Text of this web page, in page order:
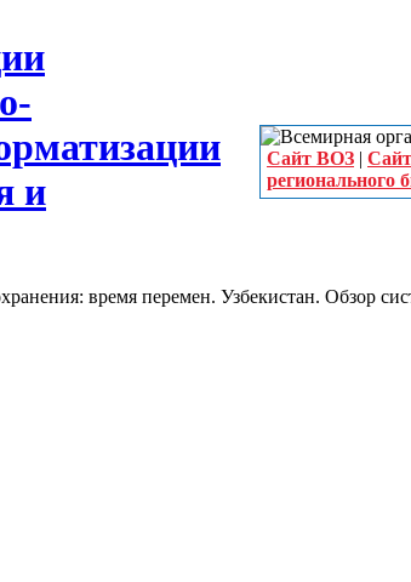
Сайт ВОЗ |
регионального
время перемен. Узбекистан. Обзор